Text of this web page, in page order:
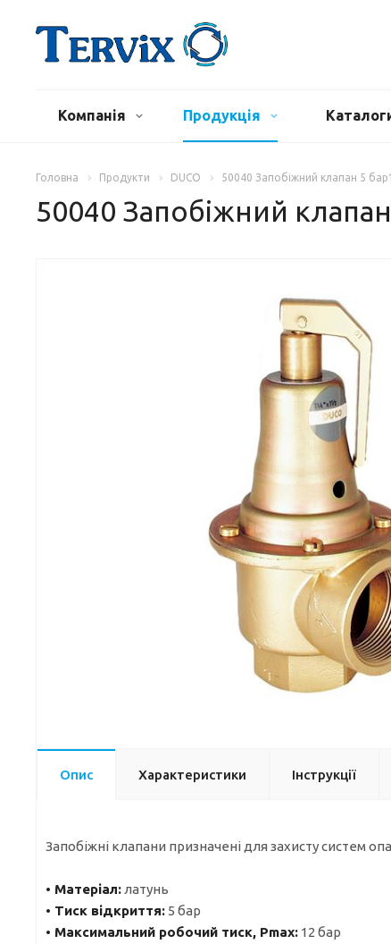
Компанія Продукція
Головна Продукти DUCO 50040 Запобіжний клапан 5
50040 Запобіжний
Опис Характеристики Інструкції
Запобіжні клапани призначені для захисту систем
• Матеріал: латунь
• Тиск відкриття: 5 бар
• Максимальний робочий тиск, Pmax: 12 бар